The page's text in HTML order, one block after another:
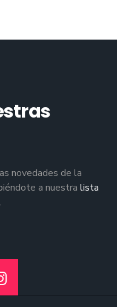
novedades de la
a nuestra lista
.